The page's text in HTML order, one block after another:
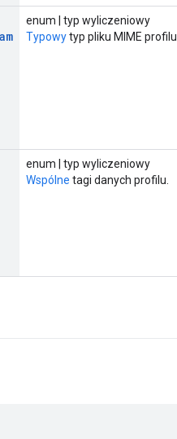
enum | typ wyliczeniowy
Typowytyp pliku MIME profilu.
enum | typ wyliczeniowy
Wspólne tagi danych profilu.